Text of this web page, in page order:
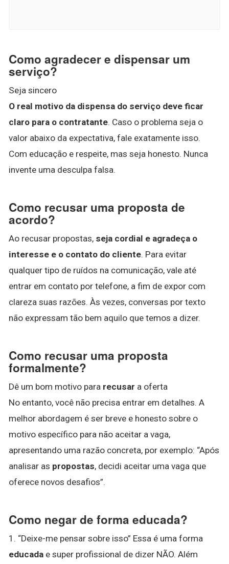
Como agradecer e dispensar um
serviço?
Seja sincero
O real motivo da dispensa do serviço deve ficar
claro para o contratante. Caso o problema seja o
valor abaixo da expectativa, fale exatamente isso.
Com educação e respeite, mas seja honesto. Nunca
invente uma desculpa falsa.
Como recusar uma proposta de
acordo?
Ao recusar propostas, seja cordial e agradeça o
interesse e o contato do cliente. Para evitar
qualquer tipo de ruídos na comunicação, vale até
entrar em contato por telefone, a fim de expor com
clareza suas razões. Às vezes, conversas por texto
não expressam tão bem aquilo que temos a dizer.
Como recusar uma proposta
formalmente?
Dê um bom motivo para recusar a oferta
No entanto, você não precisa entrar em detalhes. A
melhor abordagem é ser breve e honesto sobre o
motivo específico para não aceitar a vaga,
apresentando uma razão concreta, por exemplo: “Após
analisar as propostas, decidi aceitar uma vaga que
oferece novos desafios”.
Como negar de forma educada?
1. “Deixe-me pensar sobre isso” Essa é uma forma
educada e super profissional de dizer NÃO. Além